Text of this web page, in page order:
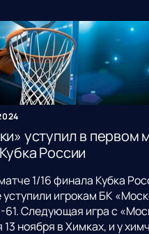
уступил в первом
России
1/16 финала Кубка
игрокам БК
61. Следующая игра с
13 ноября в Химках, и у